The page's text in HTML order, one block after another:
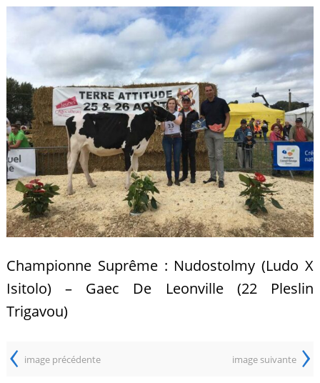
Championne Suprême : Nudostolmy (Ludo X
Isitolo) – Gaec De Leonville (22 Pleslin
Trigavou)
‹ image précédente image suivante ›